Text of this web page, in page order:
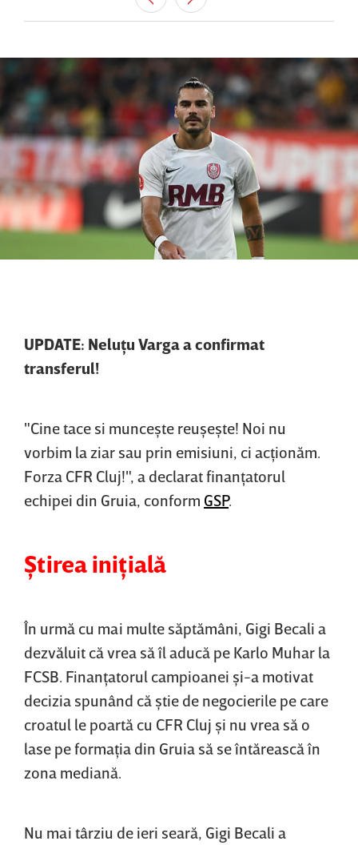
UPDATE: Neluţu Varga a confirmat
transferul!
"Cine tace si munceşte reuşeşte! Noi nu
vorbim la ziar sau prin emisiuni, ci acţionăm.
Forza CFR Cluj!", a declarat finanţatorul
echipei din Gruia, conform GSP.
Ştirea iniţială
În urmă cu mai multe săptămâni, Gigi Becali a
dezvăluit că vrea să îl aducă pe Karlo Muhar la
FCSB. Finanţatorul campioanei şi-a motivat
decizia spunând că ştie de negocierile pe care
croatul le poartă cu CFR Cluj şi nu vrea să o
lase pe formaţia din Gruia să se întărească în
zona mediană.
Nu mai târziu de ieri seară, Gigi Becali a